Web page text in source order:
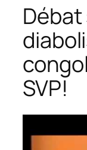
Débat
SVP!